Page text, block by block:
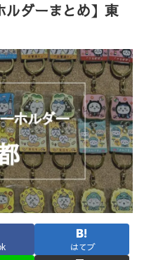
ルダーまとめ】東
はてブ